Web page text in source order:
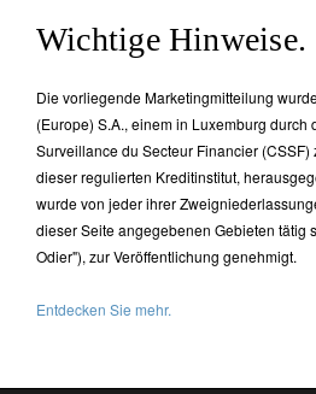
Wichtige Hinweise.
Die vorliegende Marketingmitteilung
(Europe) S.A., einem in Luxemburg durch
Surveillance du Secteur Financier
dieser regulierten Kreditinstitut,
wurde von jeder ihrer
dieser Seite angegebenen Gebieten tätig
Odier"), zur Veröffentlichung genehmigt.
Entdecken Sie mehr.